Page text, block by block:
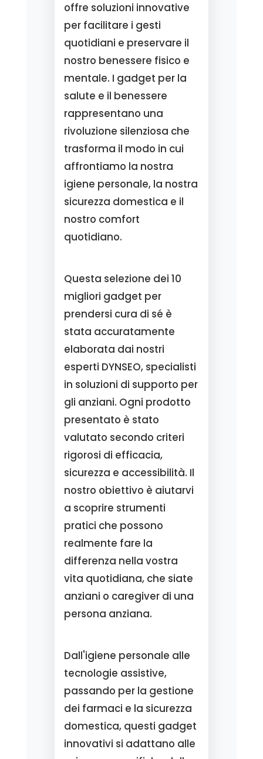
offre soluzioni innovative
per facilitare i gesti
quotidiani e preservare il
nostro benessere fisico e
mentale. I gadget per la
salute e il benessere
rappresentano una
rivoluzione silenziosa che
trasforma il modo in cui
affrontiamo la nostra
igiene personale, la nostra
sicurezza domestica e il
nostro comfort
quotidiano.
Questa selezione dei 10
migliori gadget per
prendersi cura di sé è
stata accuratamente
elaborata dai nostri
esperti DYNSEO, specialisti
in soluzioni di supporto per
gli anziani. Ogni prodotto
presentato è stato
valutato secondo criteri
rigorosi di efficacia,
sicurezza e accessibilità. Il
nostro obiettivo è aiutarvi
a scoprire strumenti
pratici che possono
realmente fare la
differenza nella vostra
vita quotidiana, che siate
anziani o caregiver di una
persona anziana.
Dall'igiene personale alle
tecnologie assistive,
passando per la gestione
dei farmaci e la sicurezza
domestica, questi gadget
innovativi si adattano alle